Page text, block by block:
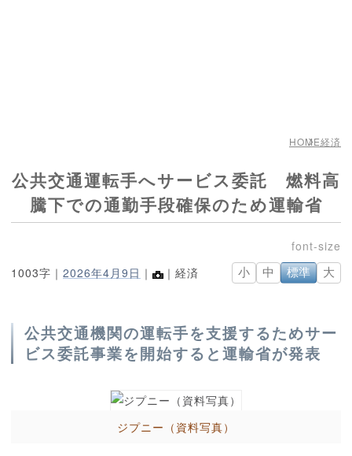
HOME経済
公共交通運転手へサービス委託 燃料高
騰下での通勤手段確保のため運輸省
1003字｜ 2026年4月9日 ｜ ｜経済 小 中 標準 大
公共交通機関の運転手を支援するためサー
ビス委託事業を開始すると運輸省が発表
ジプニー（資料写真）